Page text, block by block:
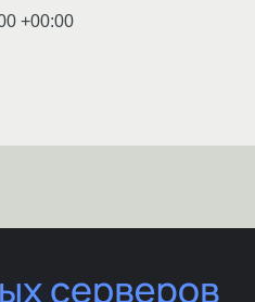
+00:00